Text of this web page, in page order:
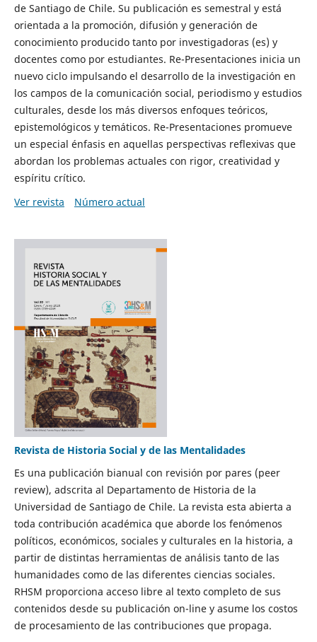
de Santiago de Chile. Su publicación es semestral y está
orientada a la promoción, difusión y generación de
conocimiento producido tanto por investigadoras (es) y
docentes como por estudiantes. Re-Presentaciones inicia un
nuevo ciclo impulsando el desarrollo de la investigación en
los campos de la comunicación social, periodismo y estudios
culturales, desde los más diversos enfoques teóricos,
epistemológicos y temáticos. Re-Presentaciones promueve
un especial énfasis en aquellas perspectivas reflexivas que
abordan los problemas actuales con rigor, creatividad y
espíritu crítico.
Ver revista
Número actual
Revista de Historia Social y de las Mentalidades
Es una publicación bianual con revisión por pares (peer
review), adscrita al Departamento de Historia de la
Universidad de Santiago de Chile. La revista esta abierta a
toda contribución académica que aborde los fenómenos
políticos, económicos, sociales y culturales en la historia, a
partir de distintas herramientas de análisis tanto de las
humanidades como de las diferentes ciencias sociales.
RHSM proporciona acceso libre al texto completo de sus
contenidos desde su publicación on-line y asume los costos
de procesamiento de las contribuciones que propaga.